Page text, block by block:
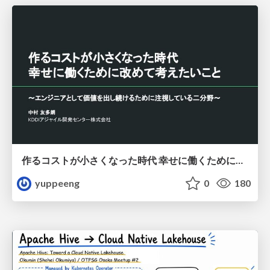
作るコストが小さくなった時代 幸せに働くために改めて考えたいこと 〜エンジニアとして価値を出し続けるために注視している二分野〜
yuppeeng
0 180